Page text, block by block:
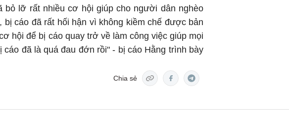
bỏ lỡ rất nhiều cơ hội giúp cho người dân nghèo
bị cáo đã rất hối hận vì không kiềm chế được bản
hội để bị cáo quay trở về làm công việc giúp mọi
đã là quá đau đớn rồi" - bị cáo Hằng trình bày
Chia sẻ